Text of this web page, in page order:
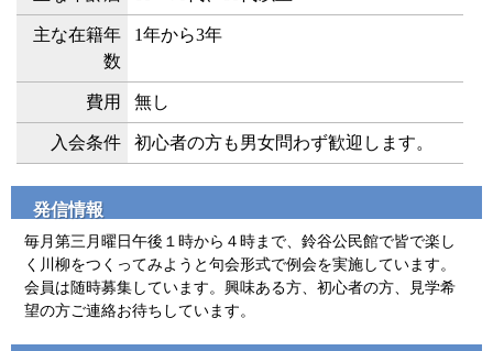
主な在籍年
数
1年から3年
費用 無し
入会条件 初心者の方も男女問わず歓迎します。
発信情報
毎月第三月曜日午後１時から４時まで、鈴谷公民館で皆で楽し
く川柳をつくってみようと句会形式で例会を実施しています。
会員は随時募集しています。興味ある方、初心者の方、見学希
望の方ご連絡お待ちしています。